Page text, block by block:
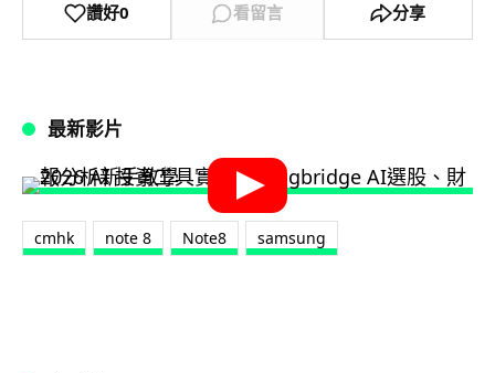
讚好0 看留言 分享
最新影片
cmhk note 8 Note8 samsung